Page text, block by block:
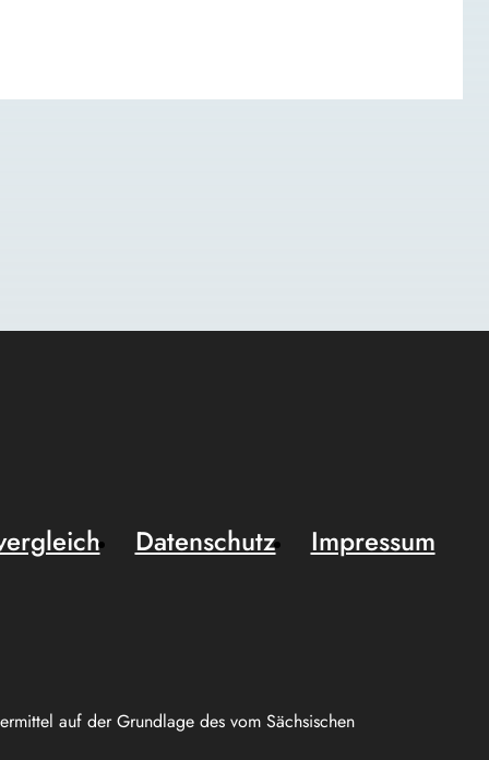
auf der Grundlage des vom Sächsischen
Datenschutz
Impressum